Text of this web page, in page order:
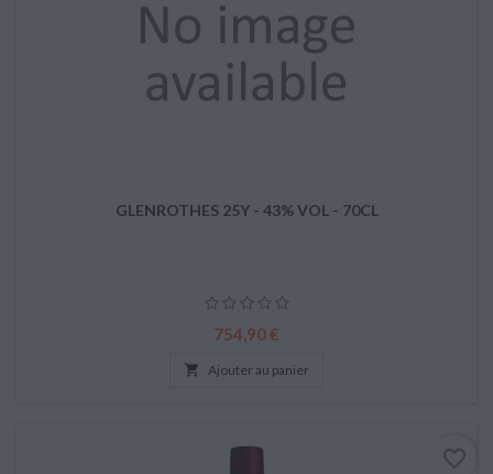
GLENROTHES 25Y - 43% VOL - 70CL
Prix
754,90 €
 Ajouter au panier
favorite_border